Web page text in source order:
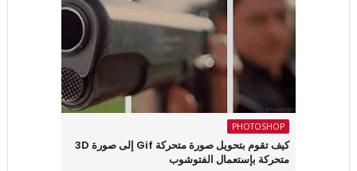
PHOTOSHOP
كيف تقوم بتحويل صورة متحركة Gif إلى صورة 3D
متحركة بإستعمال الفتوشوب